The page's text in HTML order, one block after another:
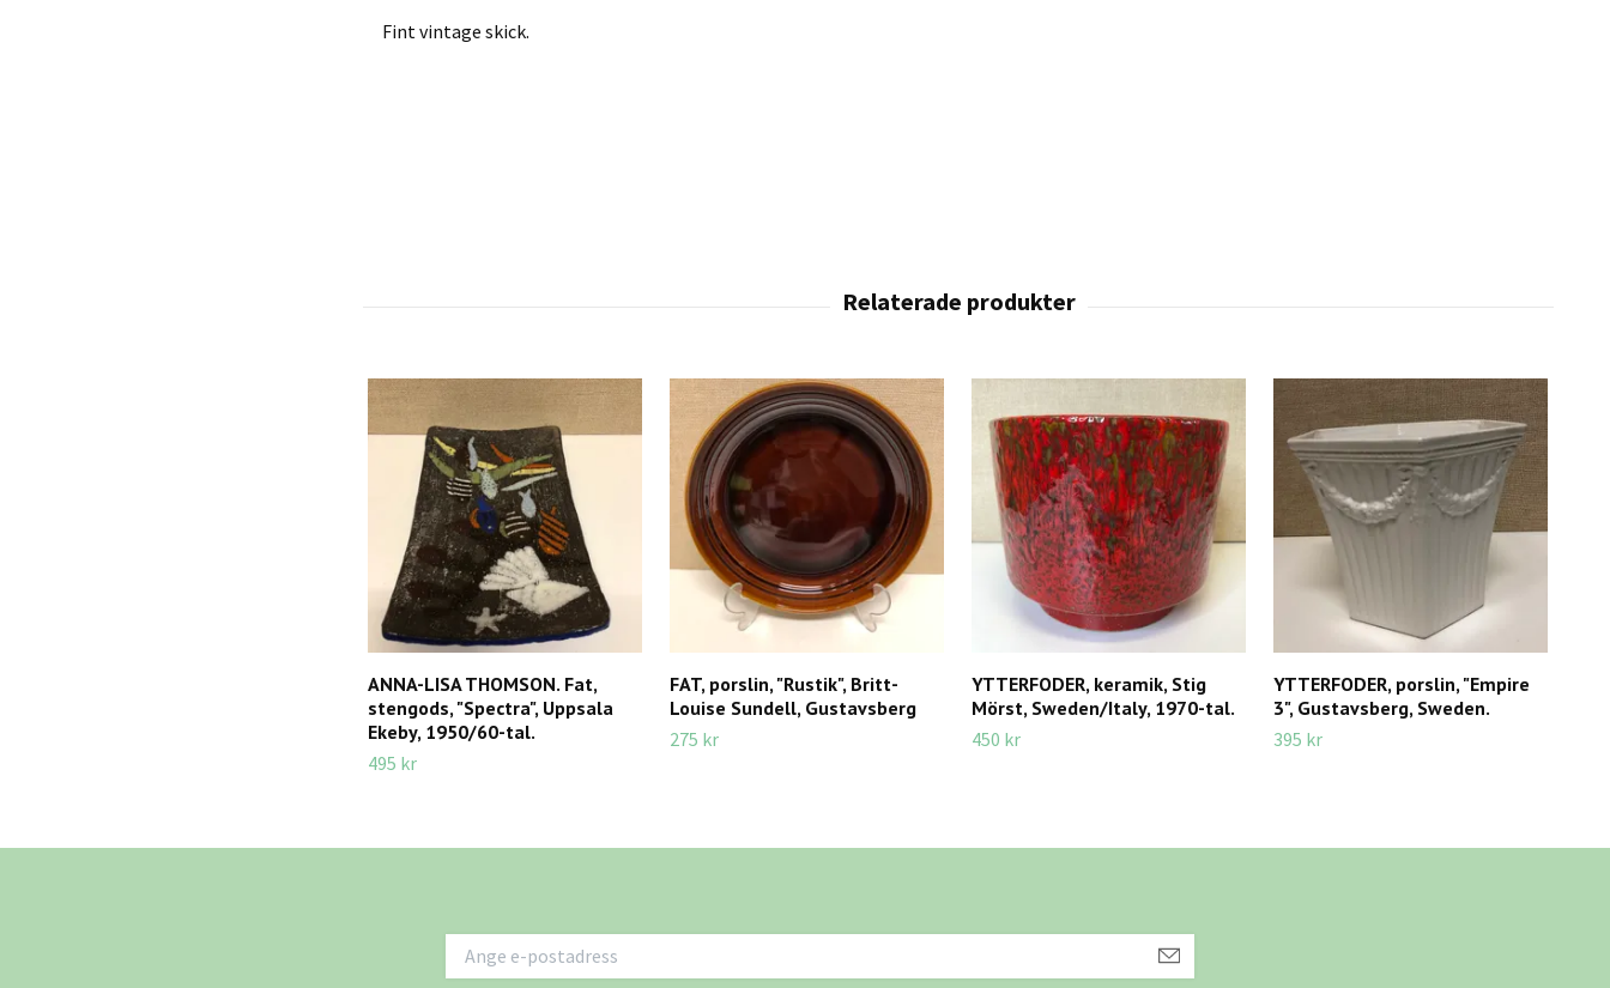
Fint vintage skick.
ANNA-LISA THOMSON. Fat,
stengods, "Spectra", Uppsala
Ekeby, 1950/60-tal.
495 kr
FAT, porslin, "Rustik", Britt-
Louise Sundell, Gustavsberg
275 kr
YTTERFODER, keramik, Stig
Mörst, Sweden/Italy, 1970-tal.
450 kr
YTTERFODER, porslin, "Empire
3", Gustavsberg, Sweden.
395 kr